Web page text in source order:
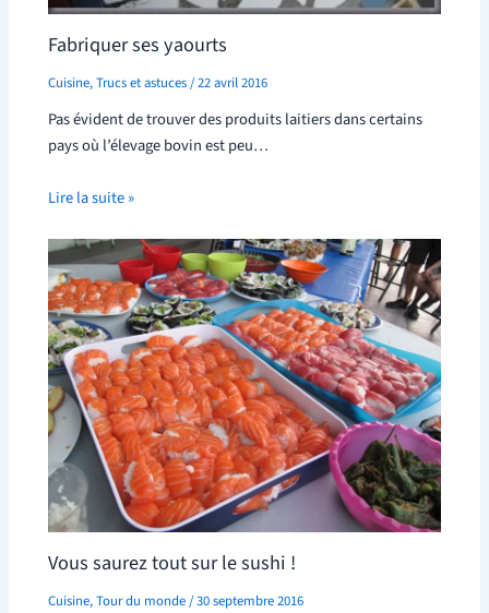
Fabriquer ses yaourts
Cuisine,Trucs et astuces/22 avril 2016
Pas évident de trouver des produits laitiers dans certains
pays où l’élevage bovin est peu…
Lire la suite »
Vous saurez tout sur le sushi !
Cuisine,Tour du monde/30 septembre 2016